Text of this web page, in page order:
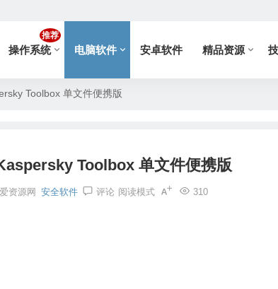
操作系统
推荐
电脑软件 安卓软件 精品资源
Toolbox 单文件便携版
Toolbox 单文件便携版
爱资源网 安全软件 评论 310
阅读模式